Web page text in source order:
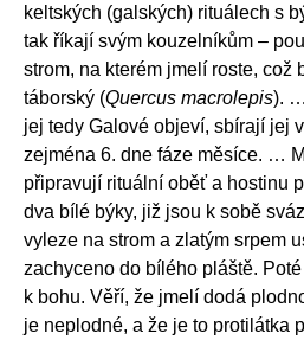
keltských (galských) rituálech s
tak říkají svým kouzelníkům –
strom, na kterém jmelí roste, což
táborský (Quercus macrolepis).
jej tedy Galové objeví, sbírají jej
zejména 6. dne fáze měsíce. …
připravují rituální oběť a hostinu
dva bílé býky, již jsou k sobě
vyleze na strom a zlatým srpem
zachyceno do bílého pláště.
k bohu. Věří, že jmelí dodá
je neplodné, a že je to protilátka